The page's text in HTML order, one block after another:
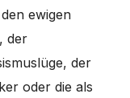
ewigen
der
der
oder die als